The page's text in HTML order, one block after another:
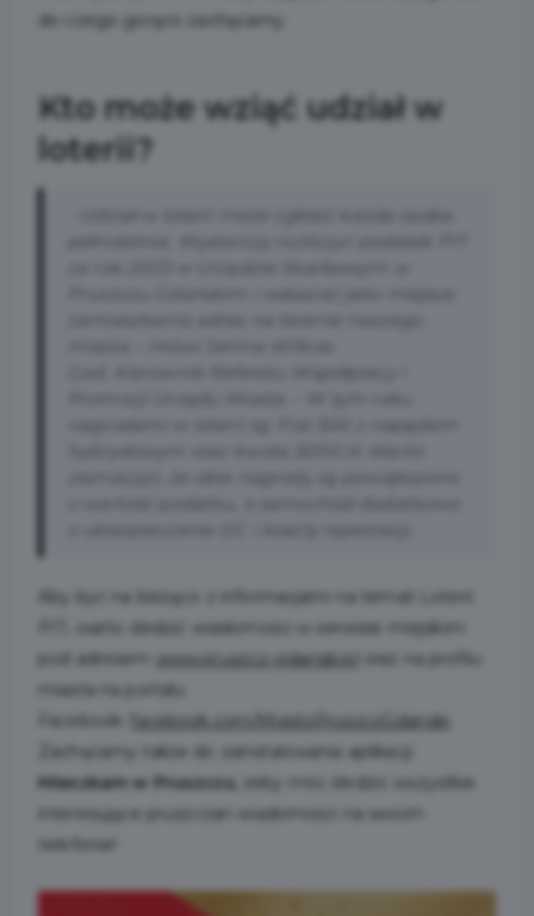
do czego gorąco zachęcamy.
Kto może wziąć udział w
loterii?
Aby być na bieżąco z informacjami na temat Loterii
PIT, warto śledzić wiadomości w serwisie miejskim
pod adresem
www.pruszcz-gdanski.pl
oraz na profilu
miasta na portalu
Facebook:
facebook.com/MiastoPruszczGdanski
Zachęcamy także do zainstalowania aplikacji
Mieszkam w Pruszczu, żeby móc śledzić wszystkie
interesujące pruszczan wiadomości na swoim
telefonie!